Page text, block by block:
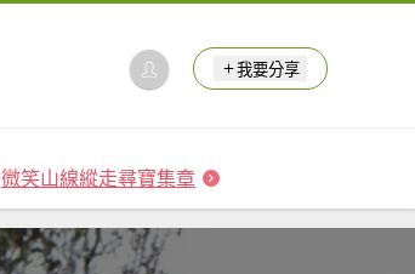
我要分享
微笑山線縱走尋寶集章